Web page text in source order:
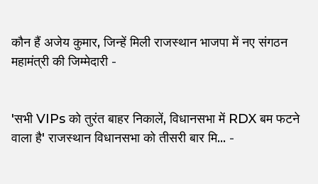
कौन हैं अजेय कुमार, जिन्हें मिली राजस्थान भाजपा में नए संगठन
महामंत्री की जिम्मेदारी-
'सभी VIPs को तुरंत बाहर निकालें, विधानसभा में RDX बम फटने
वाला है' राजस्थान विधानसभा को तीसरी बार मि... -